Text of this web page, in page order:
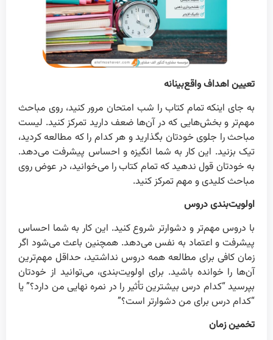
تعیین اهداف واقع‌بینانه
به جای اینکه تمام کتاب را شب امتحان مرور کنید، روی مباحث
مهم‌تر و بخش‌هایی که در آن‌ها ضعف دارید تمرکز کنید. لیست
مباحث را جلوی خودتان بگذارید و هر کدام را که مطالعه کردید،
تیک بزنید. این کار به شما انگیزه و احساس پیشرفت می‌دهد.
به خودتان قول ندهید که تمام کتاب را می‌خوانید، در عوض روی
مباحث کلیدی و مهم تمرکز کنید.
اولویت‌بندی دروس
با دروس مهم‌تر و دشوارتر شروع کنید. این کار به شما احساس
پیشرفت و اعتماد به نفس می‌دهد. همچنین باعث می‌شود اگر
زمان کافی برای مطالعه همه دروس نداشتید، حداقل مهم‌ترین
آن‌ها را خوانده باشید. برای اولویت‌بندی، می‌توانید از خودتان
بپرسید “کدام درس بیشترین تأثیر را در نمره نهایی من دارد؟” یا
“کدام درس برای من دشوارتر است؟”
تخمین زمان